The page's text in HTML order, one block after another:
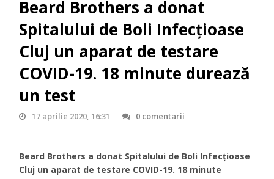
Beard Brothers a donat
Spitalului de Boli Infecțioase
Cluj un aparat de testare
COVID-19. 18 minute durează
un test
17 aprilie 2020, 16:31 0 comentarii
Beard Brothers a donat Spitalului de Boli Infecțioase
Cluj un aparat de testare COVID-19. 18 minute